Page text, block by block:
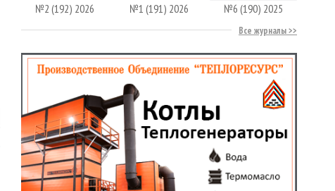
№2 (192) 2026 №1 (191) 2026 №6 (190) 2025
Все журналы